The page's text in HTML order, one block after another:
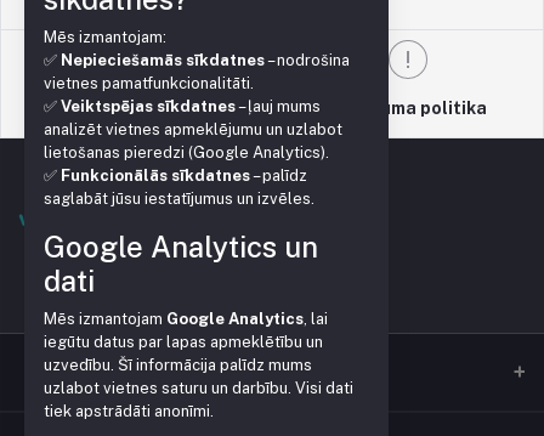
Atbalsta politika Privātuma politika
Mēs izmantojam:
✅ Nepieciešamās sīkdatnes– nodrošina
vietnes pamatfunkcionalitāti.
✅ Veiktspējas sīkdatnes– ļauj mums
analizēt vietnes apmeklējumu un uzlabot
lietošanas pieredzi (Google Analytics).
✅ Funkcionālās sīkdatnes– palīdz
saglabāt jūsu iestatījumus un izvēles.
Google Analytics un
dati
Mēs izmantojam Google Analytics , lai
iegūtu datus par lapas apmeklētību un
uzvedību. Šī informācija palīdz mums
uzlabot vietnes saturu un darbību. Visi dati
tiek apstrādāti anonīmi.